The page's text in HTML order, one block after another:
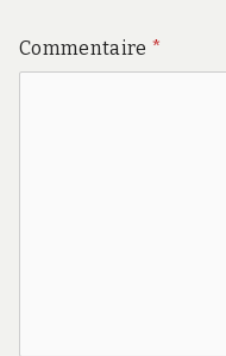
Commentaire *